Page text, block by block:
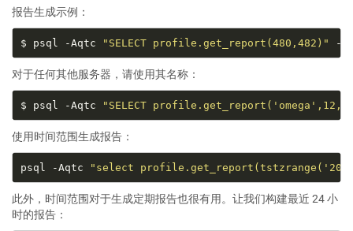
报告生成示例：
$ psql -Aqtc "SELECT profile.get_report(480,482)"
对于任何其他服务器，请使用其名称：
$ psql -Aqtc "SELECT
使用时间范围生成报告：
psql -Aqtc "select
此外，时间范围对于生成定期报告也很有用。让我们构建最近 24 小
时的报告：